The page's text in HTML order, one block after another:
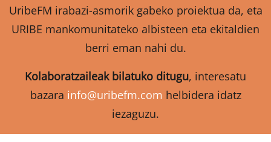
UribeFM irabazi-asmorik gabeko proiektua da, eta
URIBE mankomunitateko albisteen eta ekitaldien
berri eman nahi du.
Kolaboratzaileak bilatuko ditugu, interesatu
bazara info@uribefm.com helbidera idatz
iezaguzu.